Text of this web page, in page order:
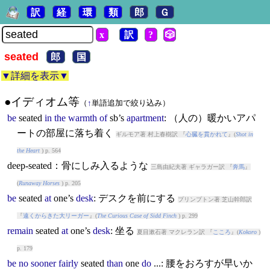
訳 経 環 類 郎 Ｇ
x 訳 ? 🎲
seated 郎
国
▼詳細を表示▼
●イディオム等（ ↑単語追加で絞り込み）
be seated in the warmth ofsb’s apartment: （人の）暖かいアパ
ートの部屋に落ち着く
ギルモア著 村上春樹訳 『心臓を貫かれて 』(Shot in
the Heart) p. 564
deep-seated：骨にしみ入るような 三島由紀夫著 ギャラガー訳 『奔馬』
(Runaway Horses) p. 205
be seated atone’s desk: デスクを前にする プリンプトン著 芝山幹郎訳
『遠くからきた大リーガー 』(The Curious Case of Sidd Finch) p. 299
remain seated atone’s desk: 坐る 夏目漱石著 マクレラン訳 『 こころ 』(Kokoro)
p. 179
be no sooner fairly seated than one do...: 腰をおろすが早いか